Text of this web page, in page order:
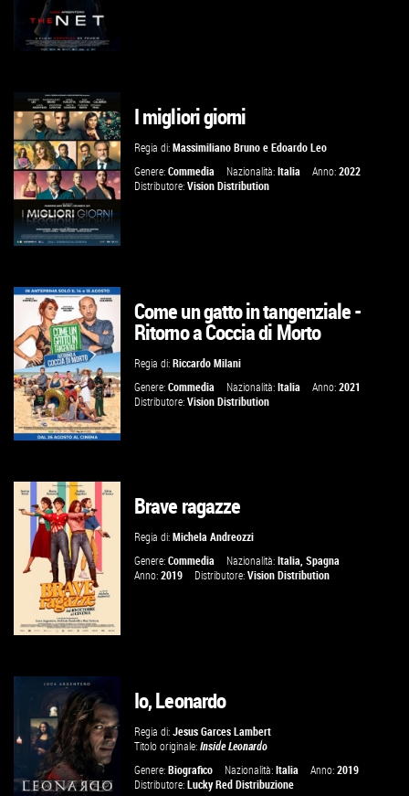
VAI ALLA SCHEDA
GUARDA IL TRAILER
VAI ALLA SCHEDA
I migliori giorni
Regia di:Massimiliano Bruno eEdoardo Leo
Genere:Commedia Nazionalità:Italia Anno:2022
Distributore:Vision Distribution
GUARDA IL TRAILER
VAI ALLA SCHEDA
Come un gatto in tangenziale -
Ritorno a Coccia di Morto
Regia di:Riccardo Milani
Genere:Commedia Nazionalità:Italia Anno:2021
Distributore:Vision Distribution
GUARDA IL TRAILER
VAI ALLA SCHEDA
Brave ragazze
Regia di:Michela Andreozzi
Genere:Commedia Nazionalità:Italia ,Spagna
Anno:2019 Distributore:Vision Distribution
Io, Leonardo
Regia di:Jesus Garces Lambert
Titolo originale:Inside Leonardo
Genere:Biografico Nazionalità:Italia Anno:2019
Distributore:Lucky Red Distribuzione